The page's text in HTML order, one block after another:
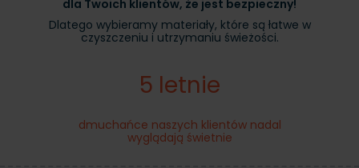
dla Twoich klientów, że jest bezpieczny!
Dlatego wybieramy materiały, które są łatwe w
czyszczeniu i utrzymaniu świeżości.
5 letnie
dmuchańce naszych klientów nadal
wyglądają świetnie